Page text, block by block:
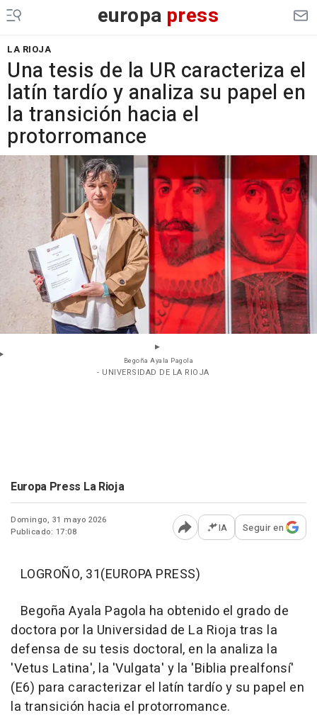
europa press
LA RIOJA
Una tesis de la UR caracteriza el
latín tardío y analiza su papel en
la transición hacia el
protorromance
Begoña Ayala Pagola
- UNIVERSIDAD DE LA RIOJA
Europa Press La Rioja
Domingo, 31 mayo 2026
Publicado: 17:08
Abrir opciones para
IA Seguir en
LOGROÑO, 31(EUROPA PRESS)
Begoña Ayala Pagola ha obtenido el grado de
doctora por la Universidad de La Rioja tras la
defensa de su tesis doctoral, en la analiza la
'Vetus Latina', la 'Vulgata' y la 'Biblia prealfonsí'
(E6) para caracterizar el latín tardío y su papel en
la transición hacia el protorromance.